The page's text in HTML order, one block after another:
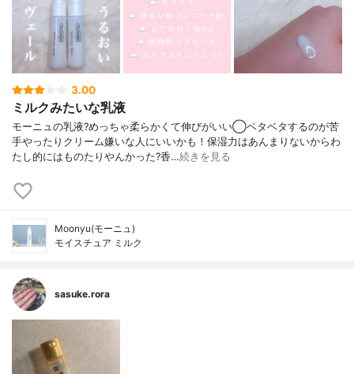
3.00
ミルクみたいな乳液
モーニュの乳液?めっちゃ柔らかくて伸びがいい◯ベタベタするのが苦
手やったりクリーム嫌いな人にいいかも！保湿力はあんまりないからわ
たし的にはものたりやんかった?香…続きを見る
Moonyu(モーニュ)
モイスチュア ミルク
sasuke.rora